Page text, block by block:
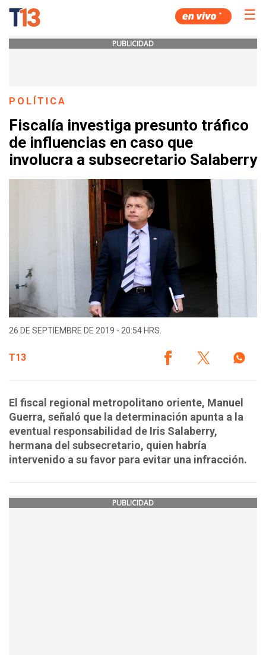
☰
PUBLICIDAD
POLÍTICA
Fiscalía investiga presunto tráfico
de influencias en caso que
involucra a subsecretario Salaberry
26 DE SEPTIEMBRE DE 2019 - 20:54 HRS.
T13
El fiscal regional metropolitano oriente, Manuel
Guerra, señaló que la determinación apunta a la
eventual responsabilidad de Iris Salaberry,
hermana del subsecretario, quien habría
intervenido a su favor para evitar una infracción.
PUBLICIDAD